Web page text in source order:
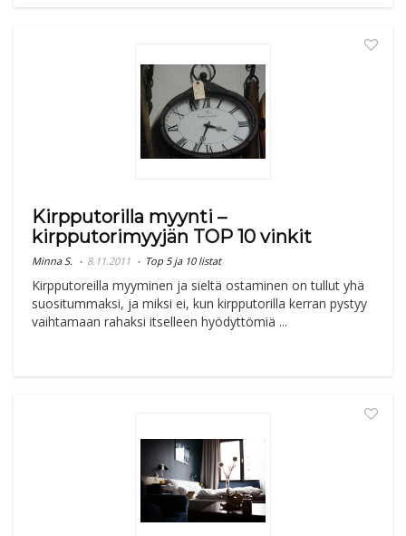
Kirpputorilla myynti –
kirpputorimyyjän TOP 10 vinkit
Minna S. 8.11.2011 Top 5 ja 10 listat
Kirpputoreilla myyminen ja sieltä ostaminen on tullut yhä
suositummaksi, ja miksi ei, kun kirpputorilla kerran pystyy
vaihtamaan rahaksi itselleen hyödyttömiä ...